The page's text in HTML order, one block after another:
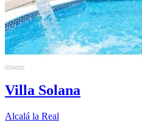
Villa Solana
Alcalá la Real